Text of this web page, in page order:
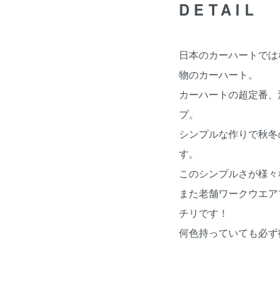
DETAIL
日本のカーハートで
物のカーハート。
カーハートの超定番
プ。
シンプルな作りで秋
す。
このシンプルさが様
また老舗ワークウエ
チリです！
何色持っていても必ず